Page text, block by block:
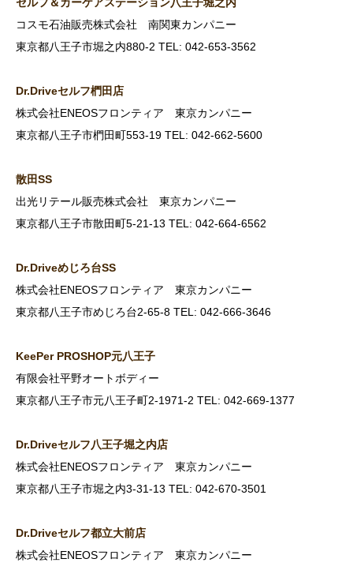
コスモ石油販売株式会社 南関東カンパニー
東京都八王子市堀之内880-2 TEL: 042-653-3562
Dr.Driveセルフ椚田店
株式会社ENEOSフロンティア 東京カンパニー
東京都八王子市椚田町553-19 TEL: 042-662-5600
散田SS
出光リテール販売株式会社 東京カンパニー
東京都八王子市散田町5-21-13 TEL: 042-664-6562
Dr.Driveめじろ台SS
株式会社ENEOSフロンティア 東京カンパニー
東京都八王子市めじろ台2-65-8 TEL: 042-666-3646
KeePer PROSHOP元八王子
有限会社平野オートボディー
東京都八王子市元八王子町2-1971-2 TEL: 042-669-1377
Dr.Driveセルフ八王子堀之内店
株式会社ENEOSフロンティア 東京カンパニー
東京都八王子市堀之内3-31-13 TEL: 042-670-3501
Dr.Driveセルフ都立大前店
株式会社ENEOSフロンティア 東京カンパニー